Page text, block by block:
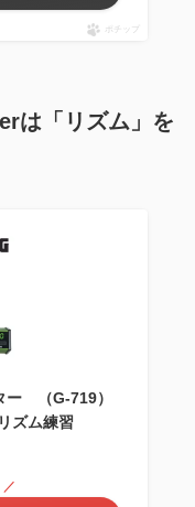
ポチップ
は「リズム」を
ー （G-719）
ズム練習
／